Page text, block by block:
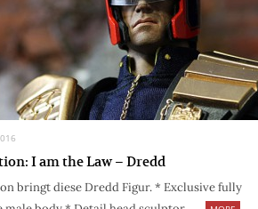
I am the Law – Dredd
bringt diese Dredd Figur. * Exclusive fully